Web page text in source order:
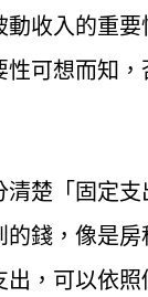
收入的重
可想而知
楚「固定
錢，像是
，可以依